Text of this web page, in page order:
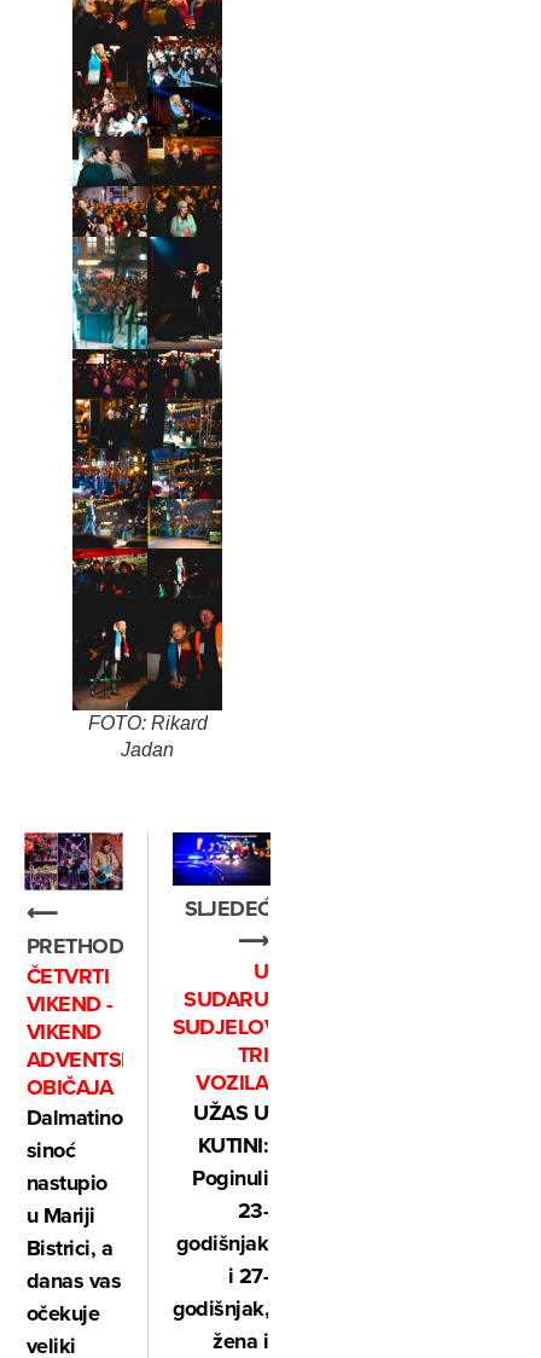
FOTO: Rikard
Jadan
⟵
PRETHODNO
ČETVRTI
VIKEND -
VIKEND
ADVENTSKIH
OBIČAJA
Dalmatino
sinoć
nastupio
u Mariji
Bistrici, a
danas vas
očekuje
veliki
SLJEDEĆE
⟶
U
SUDARU
SUDJELOVALA
TRI
VOZILA
UŽAS U
KUTINI:
Poginuli
23-
godišnjak
i 27-
godišnjak,
žena i